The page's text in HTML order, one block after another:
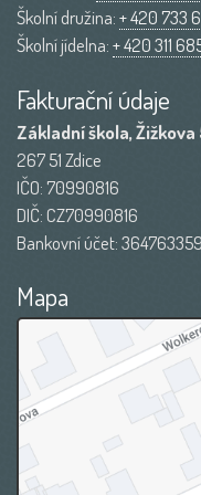
Školní družina:+ 420 733
Školní jídelna:+ 420 311
Fakturační údaje
Základní škola,
267 51 Zdice
IČO: 70990816
DIČ: CZ70990816
Bankovní účet:
Mapa